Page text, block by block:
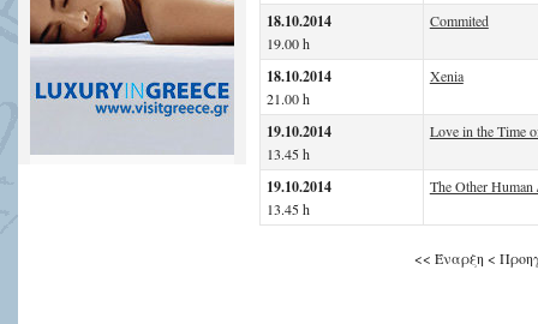
18.10.2014
19.00 h
Commited
18.10.2014
21.00 h
Xenia
19.10.2014
13.45 h
Love in the Time
19.10.2014
13.45 h
The Other
<< Έναρξη <